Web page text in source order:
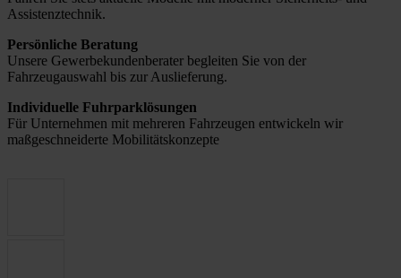
Assistenztechnik.
Persönliche Beratung
Unsere Gewerbekundenberater begleiten Sie von der
Fahrzeugauswahl bis zur Auslieferung.
Individuelle Fuhrparklösungen
Für Unternehmen mit mehreren Fahrzeugen entwickeln wir
maßgeschneiderte Mobilitätskonzepte